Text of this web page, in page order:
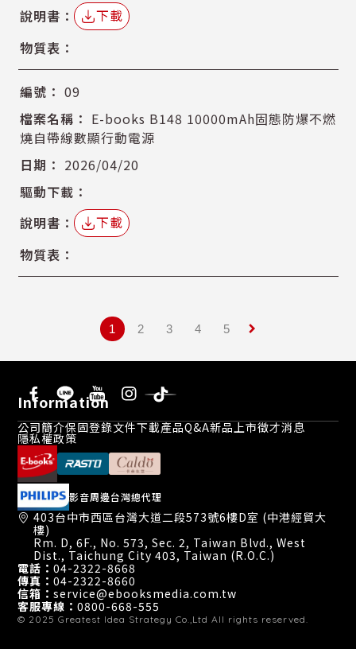
下載
09
E-books B148 10000mAh固態防爆不燃
燒自帶線數顯行動電源
2026/04/20
下載
1 2 3 4 5 keyboard_arrow_right
Information
公司簡介保固登錄文件下載產品Q&A新品上市徵才消息
隱私權政策
影音周邊台灣總代理
403台中市西區台灣大道二段573號6樓D室 (中港經貿大
樓)
Rm. D, 6F., No. 573, Sec. 2, Taiwan Blvd., West
Dist., Taichung City 403, Taiwan (R.O.C.)
電話：04-2322-8668
傳真：04-2322-8660
信箱：service@ebooksmedia.com.tw
客服專線：0800-668-555
© 2025Greatest Idea Strategy Co.,Ltd All rights reserved.